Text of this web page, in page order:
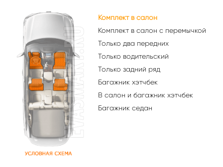
Комплект в салон
Комплект в салон с перемычкой
Только два передних
Только водительский
Только задний ряд
Багажник хэтчбек
В салон и багажник хэтчбек
Багажник седан